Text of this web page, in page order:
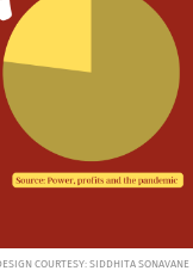
COURTESY: SIDDHITA SONAVANE